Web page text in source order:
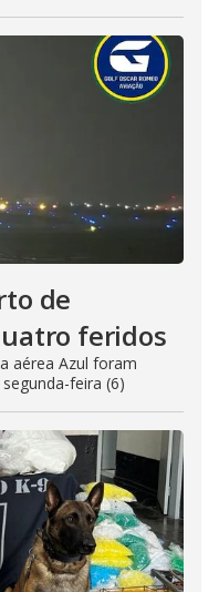
de
feridos
aérea Azul foram
feira (6)